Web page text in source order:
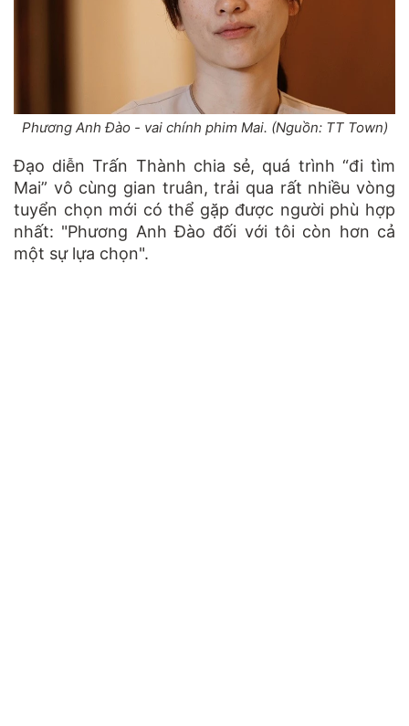
Phương Anh Đào - vai chính phim Mai. (Nguồn: TT Town)
Đạo diễn Trấn Thành chia sẻ, quá trình “đi tìm
Mai” vô cùng gian truân, trải qua rất nhiều vòng
tuyển chọn mới có thể gặp được người phù hợp
nhất: "Phương Anh Đào đối với tôi còn hơn cả
một sự lựa chọn".